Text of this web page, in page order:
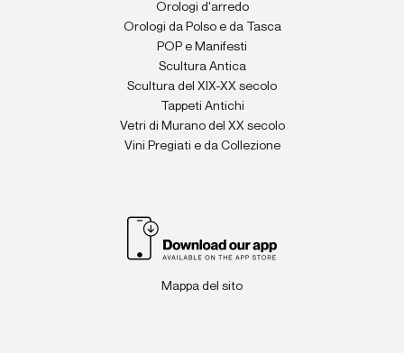
Orologi d'arredo
Orologi da Polso e da Tasca
POP e Manifesti
Scultura Antica
Scultura del XIX-XX secolo
Tappeti Antichi
Vetri di Murano del XX secolo
Vini Pregiati e da Collezione
Mappa del sito